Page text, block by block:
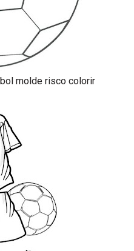
molde risco colorir